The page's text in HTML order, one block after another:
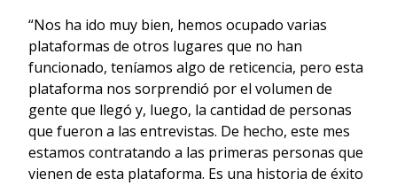
“Nos ha ido muy bien, hemos ocupado varias
plataformas de otros lugares que no han
funcionado, teníamos algo de reticencia, pero esta
plataforma nos sorprendió por el volumen de
gente que llegó y, luego, la cantidad de personas
que fueron a las entrevistas. De hecho, este mes
estamos contratando a las primeras personas que
vienen de esta plataforma. Es una historia de éxito